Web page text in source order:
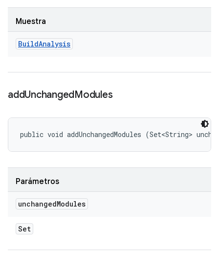
Muestra
BuildAnalysis
addUnchangedModules
public void addUnchangedModules (Set<String>
Parámetros
unchangedModules
Set